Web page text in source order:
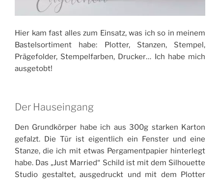
Hier kam fast alles zum Einsatz, was ich so in meinem
Bastelsortiment habe: Plotter, Stanzen, Stempel,
Prägefolder, Stempelfarben, Drucker… Ich habe mich
ausgetobt!
Der Hauseingang
Den Grundkörper habe ich aus 300g starken Karton
gefalzt. Die Tür ist eigentlich ein Fenster und eine
Stanze, die ich mit etwas Pergamentpapier hinterlegt
habe. Das „Just Married“ Schild ist mit dem Silhouette
Studio gestaltet, ausgedruckt und mit dem Plotter